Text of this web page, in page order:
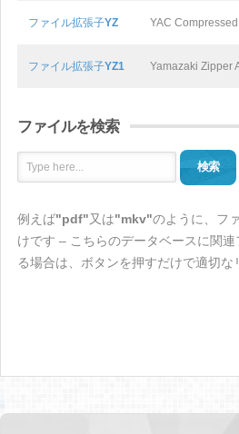
ファイル拡張子YZ YAC
ファイル拡張子YZ1 Yamazaki Zipper
ファイルを検索
検索
例えば"pdf"又は"mkv"のように、フ
けです – こちらのデータベースに関
る場合は、ボタンを押すだけで適切な